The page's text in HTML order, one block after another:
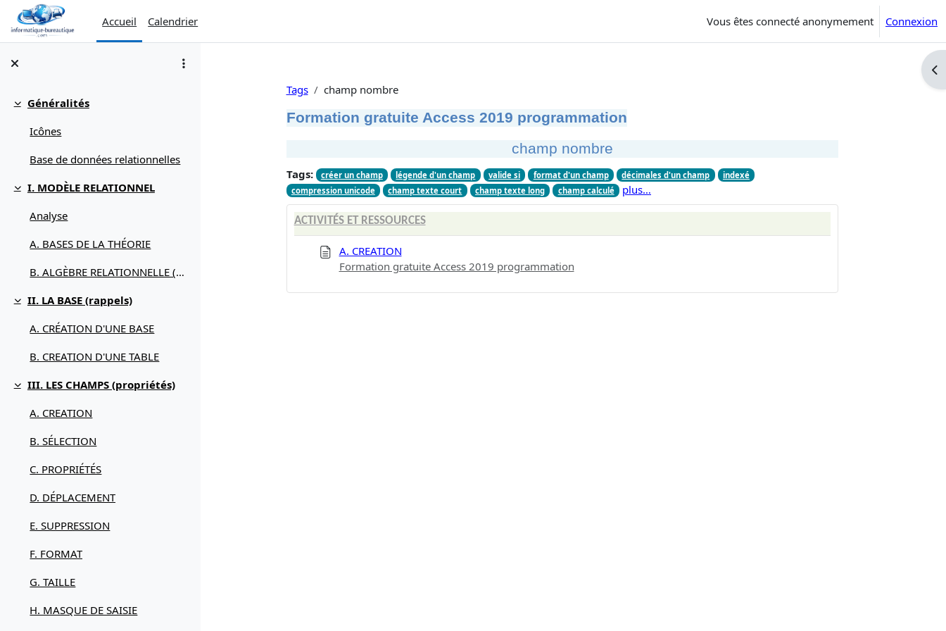
Passer au contenu principal
Accueil
Calendrier Vous êtes connecté anonymement Connexion
Replier
Généralités
Icônes
Base de données relationnelles
Replier
I. MODÈLE RELATIONNEL
Analyse
A. BASES DE LA THÉORIE
B. ALGÈBRE RELATIONNELLE (débuter avec)
Replier
II. LA BASE (rappels)
A. CRÉATION D'UNE BASE
B. CREATION D'UNE TABLE
Replier
III. LES CHAMPS (propriétés)
A. CREATION
B. SÉLECTION
C. PROPRIÉTÉS
D. DÉPLACEMENT
E. SUPPRESSION
F. FORMAT
G. TAILLE
H. MASQUE DE SAISIE
Tags
champ nombre
Formation gratuite Access 2019 programmation
champ nombre
Tags: créer un champ légende d'un champ valide si format d'un champ décimales d'un champ
indexé
compression unicode
champ texte court champ texte long champ calculé plus…
ACTIVITÉS ET RESSOURCES
A. CREATION
Formation gratuite Access 2019 programmation